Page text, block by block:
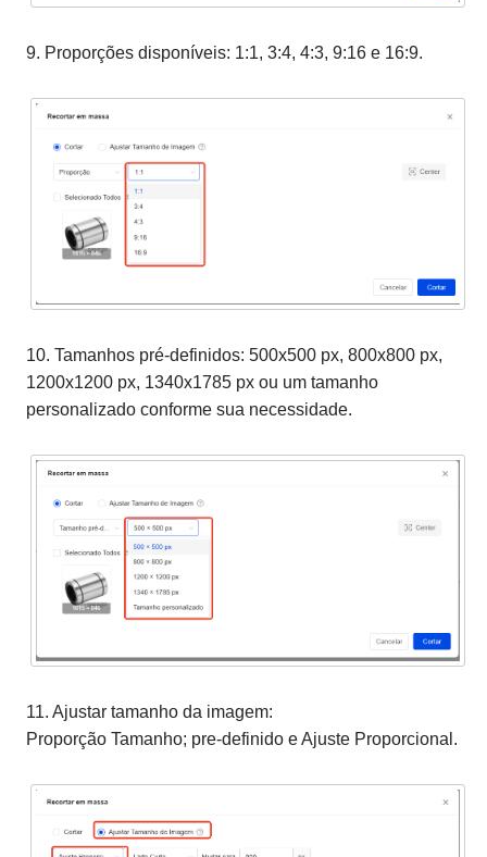
9. Proporções disponíveis: 1:1, 3:4, 4:3, 9:16 e 16:9.
10. Tamanhos pré-definidos: 500x500 px, 800x800 px,
1200x1200 px, 1340x1785 px ou um tamanho
personalizado conforme sua necessidade.
11. Ajustar tamanho da imagem:
Proporção Tamanho; pre-definido e Ajuste Proporcional.